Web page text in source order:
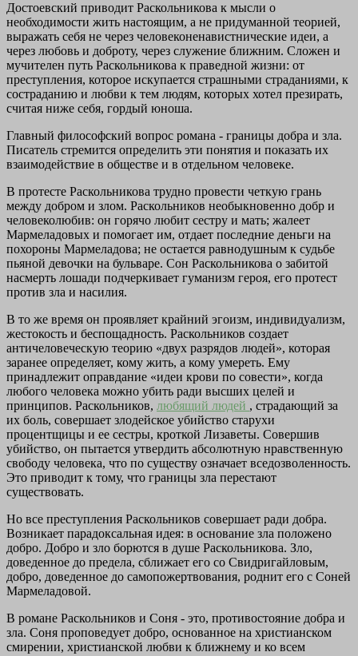
Достоевский приводит Раскольникова к мысли о
необходимости жить настоящим, а не придуманной теорией,
выражать себя не через человеконенавистнические идеи, а
через любовь и доброту, через служение ближним. Сложен и
мучителен путь Раскольникова к праведной жизни: от
преступления, которое искупается страшными страданиями, к
состраданию и любви к тем людям, которых хотел презирать,
считая ниже себя, гордый юноша.
Главный философский вопрос романа - границы добра и зла.
Писатель стремится определить эти понятия и показать их
взаимодействие в обществе и в отдельном человеке.
В протесте Раскольникова трудно провести четкую грань
между добром и злом. Раскольников необыкновенно добр и
человеколюбив: он горячо любит сестру и мать; жалеет
Мармеладовых и помогает им, отдает последние деньги на
похороны Мармеладова; не остается равнодушным к судьбе
пьяной девочки на бульваре. Сон Раскольникова о забитой
насмерть лошади подчеркивает гуманизм героя, его протест
против зла и насилия.
В то же время он проявляет крайний эгоизм, индивидуализм,
жестокость и беспощадность. Раскольников создает
античеловеческую теорию «двух разрядов людей», которая
заранее определяет, кому жить, а кому умереть. Ему
принадлежит оправдание «идеи крови по совести», когда
любого человека можно убить ради высших целей и
принципов. Раскольников, любящий людей , страдающий за
их боль, совершает злодейское убийство старухи
процентщицы и ее сестры, кроткой Лизаветы. Совершив
убийство, он пытается утвердить абсолютную нравственную
свободу человека, что по существу означает вседозволенность.
Это приводит к тому, что границы зла перестают
существовать.
Но все преступления Раскольников совершает ради добра.
Возникает парадоксальная идея: в основание зла положено
добро. Добро и зло борются в душе Раскольникова. Зло,
доведенное до предела, сближает его со Свидригайловым,
добро, доведенное до самопожертвования, роднит его с Соней
Мармеладовой.
В романе Раскольников и Соня - это, противостояние добра и
зла. Соня проповедует добро, основанное на христианском
смирении, христианской любви к ближнему и ко всем